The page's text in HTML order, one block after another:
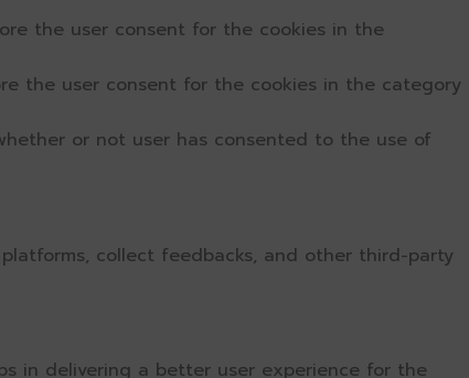
the user consent for the cookies in the
the user consent for the cookies in the category
or not user has consented to the use of
collect feedbacks, and other third-party
in delivering a better user experience for the